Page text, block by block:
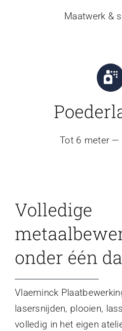
Maatwerk &
Tot 6 meter —
Volledige
onder één
Vlaeminck
lasersnijden, plooien,
volledig in het eigen